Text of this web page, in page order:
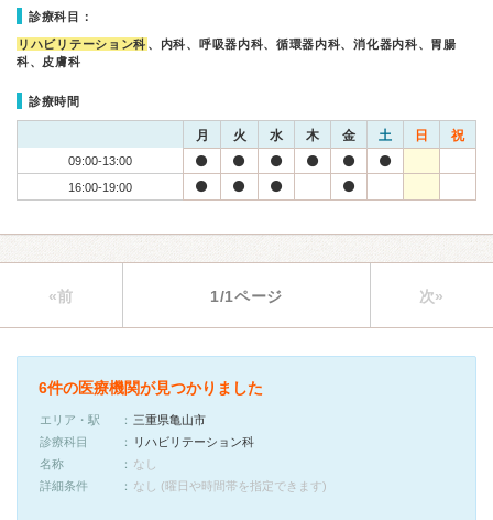
診療科目：
リハビリテーション科 、内科、呼吸器内科、循環器内科、消化器内科、胃腸
科、皮膚科
診療時間
月 火 水 木 金 土 日 祝
09:00-13:00
16:00-19:00
«前 1/1ページ 次»
6件の医療機関が見つかりました
エリア・駅
三重県亀山市
診療科目
リハビリテーション科
名称
なし
詳細条件
なし (曜日や時間帯を指定できます)